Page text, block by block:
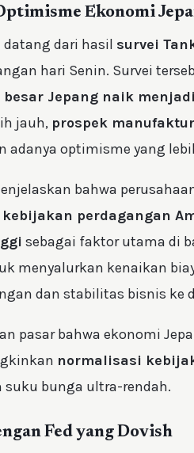
Ekonomi
datang dari hasil survei
hari Senin. Survei
Jepang naik
jauh, prospek manufaktur
adanya optimisme yang
bahwa
perdagangan
sebagai faktor utama di
menyalurkan kenaikan
dan stabilitas bisnis ke
pasar bahwa ekonomi
normalisasi
bunga ultra-rendah.
Fed yang Dovish